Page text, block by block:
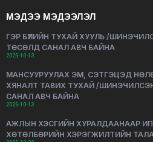
МЭДЭЭ МЭДЭЭЛЭЛ
ГЭР БҮЛИЙН ТУХАЙ ХУУЛЬ /
ТӨСӨЛД САНАЛ АВЧ БАЙНА
2025-10-13
МАНСУУРУУЛАХ ЭМ, СЭТГЭЦЭД
ХЯНАЛТ ТАВИХ ТУХАЙ /
САНАЛ АВЧ БАЙНА
2025-10-13
АЖЛЫН ХЭСГИЙН ХУРАЛДААНААР
ХӨТӨЛБӨРИЙН ХЭРЭГЖИЛТИЙН